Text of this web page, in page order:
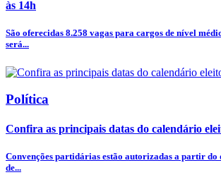
às 14h
São oferecidas 8.258 vagas para cargos de nível
será...
Política
Confira as principais datas do calendário
Convenções partidárias estão autorizadas a partir do
de...